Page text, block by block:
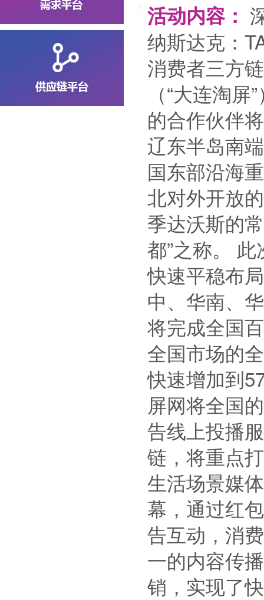
活动内容：
纳斯达克：
消费者三方
（“大连淘
的合作伙伴
辽东半岛南
国东部沿海
北对外开放
季达沃斯的
都”之称。
快速平稳布
中、华南、
将完成全国
全国市场的
快速增加到
屏网将全国
告线上投播
链，将重点
生活场景媒
幕，通过红
告互动，消
一的内容传
销，实现了